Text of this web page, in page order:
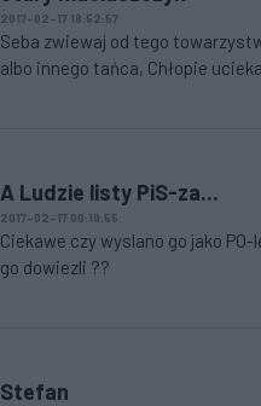
2017-02-17 18:52:57
Seba zwiewaj od tego
albo innego tańca, Chłopie
A Ludzie listy PiS-za...
2017-02-17 00:19:55
Ciekawe czy wyslano go jako
go dowiezli ??
Stefan